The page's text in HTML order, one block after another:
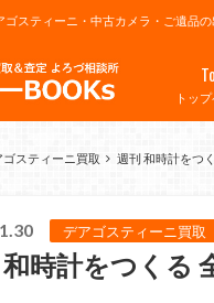
ゴスティーニ・中古カメラ・ご遺品
トッ
ゴスティーニ買取 週刊 和時計をつ
デアゴスティーニ買取
時計をつくる